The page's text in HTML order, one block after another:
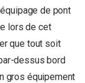
de pont
lors de cet
que tout soit
dessus bord
gros équipement